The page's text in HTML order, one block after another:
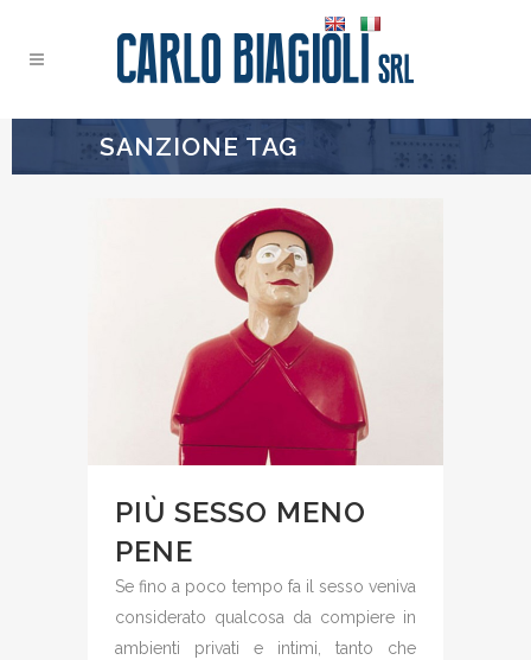
SANZIONE TAG
PIÙ SESSO MENO
PENE
Se fino a poco tempo fa il sesso veniva
considerato qualcosa da compiere in
ambienti privati e intimi, tanto che